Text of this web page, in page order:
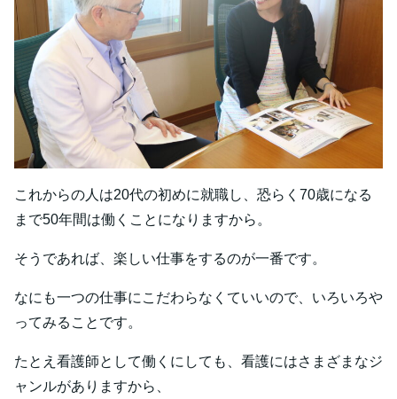
これからの人は20代の初めに就職し、恐らく70歳になる
まで50年間は働くことになりますから。
そうであれば、楽しい仕事をするのが一番です。
なにも一つの仕事にこだわらなくていいので、いろいろや
ってみることです。
たとえ看護師として働くにしても、看護にはさまざまなジ
ャンルがありますから、